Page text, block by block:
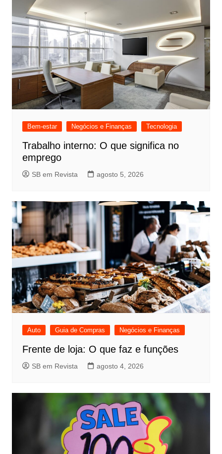
Bem-estar Negócios e Finanças Tecnologia
Trabalho interno: O que significa no
emprego
SB em Revista agosto 5, 2026
Auto Guia de Compras Negócios e Finanças
Frente de loja: O que faz e funções
SB em Revista agosto 4, 2026